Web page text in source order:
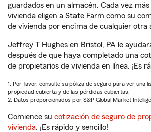
guardados en un almacén. Cada vez
vivienda eligen a State Farm como su
de vivienda por encima de cualquier otra
Jeffrey T Hughes en Bristol, PA le
después de que haya completado una
de propietarios de vivienda en línea. ¡Es
1. Por favor, consulte su póliza de seguro para ver una
propiedad cubierta y de las pérdidas cubiertas.
2. Datos proporcionados por S&P Global Market
Comience su cotización de seguro de
vivienda. ¡Es rápido y sencillo!